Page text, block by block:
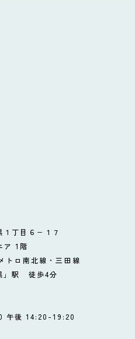
１丁目６−１７
ア 1階
トロ南北線・三田線
」駅 徒歩4分
午後 14:20-19:20